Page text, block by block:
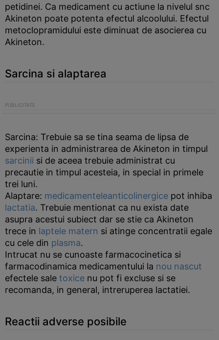
petidinei. Ca medicament cu actiune la nivelul snc
Akineton poate potenta efectul alcoolului. Efectul
metoclopramidului este diminuat de asocierea cu
Akineton.
Sarcina si alaptarea
Sarcina: Trebuie sa se tina seama de lipsa de
experienta in administrarea de Akineton in timpul
sarcinii si de aceea trebuie administrat cu
precautie in timpul acesteia, in special in primele
trei luni.
Alaptare: medicamenteleanticolinergice pot inhiba
lactatia. Trebuie mentionat ca nu exista date
asupra acestui subiect dar se stie ca Akineton
trece in laptele matern si atinge concentratii egale
cu cele din plasma.
Intrucat nu se cunoaste farmacocinetica si
farmacodinamica medicamentului la nou nascut
efectele sale toxice nu pot fi excluse si se
recomanda, in general, intreruperea lactatiei.
Reactii adverse posibile